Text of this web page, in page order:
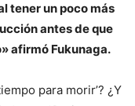
tener un poco más
antes de que
afirmó Fukunaga.
para morir’? ¿Y